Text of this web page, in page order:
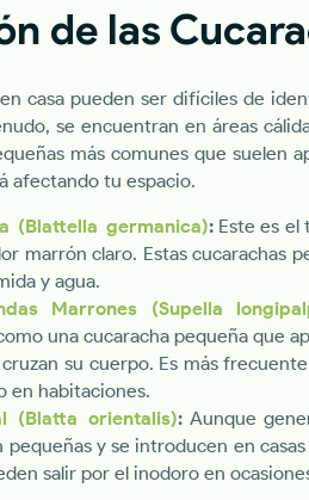
de las
casa pueden ser difíciles de
se encuentran en áreas
más comunes que suelen
afectando tu espacio.
(Blattella germanica): Este es el
marrón claro. Estas cucarachas
y agua.
Marrones (Supella
una cucaracha pequeña que
su cuerpo. Es más
en habitaciones.
(Blatta orientalis): Aunque
pequeñas y se introducen en
salir por el inodoro en